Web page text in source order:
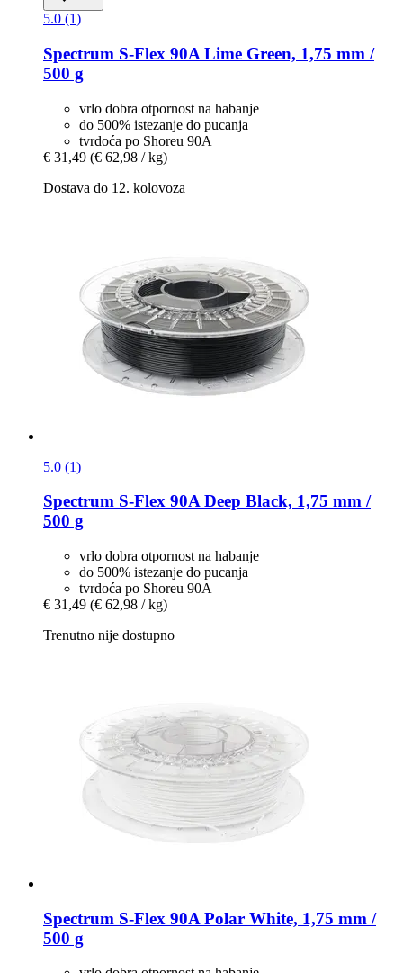
5.0 (1)
Spectrum S-​Flex 90A Lime Green, 1,75 mm /
500 g
vrlo dobra otpornost na habanje
do 500% istezanje do pucanja
tvrdoća po Shoreu 90A
€ 31,49 (€ 62,98 / kg)
Dostava do 12. kolovoza
5.0 (1)
Spectrum S-​Flex 90A Deep Black, 1,75 mm /
500 g
vrlo dobra otpornost na habanje
do 500% istezanje do pucanja
tvrdoća po Shoreu 90A
€ 31,49 (€ 62,98 / kg)
Trenutno nije dostupno
Spectrum S-​Flex 90A Polar White, 1,75 mm /
500 g